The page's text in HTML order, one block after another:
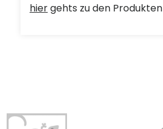
hiergehts zu den Produkten